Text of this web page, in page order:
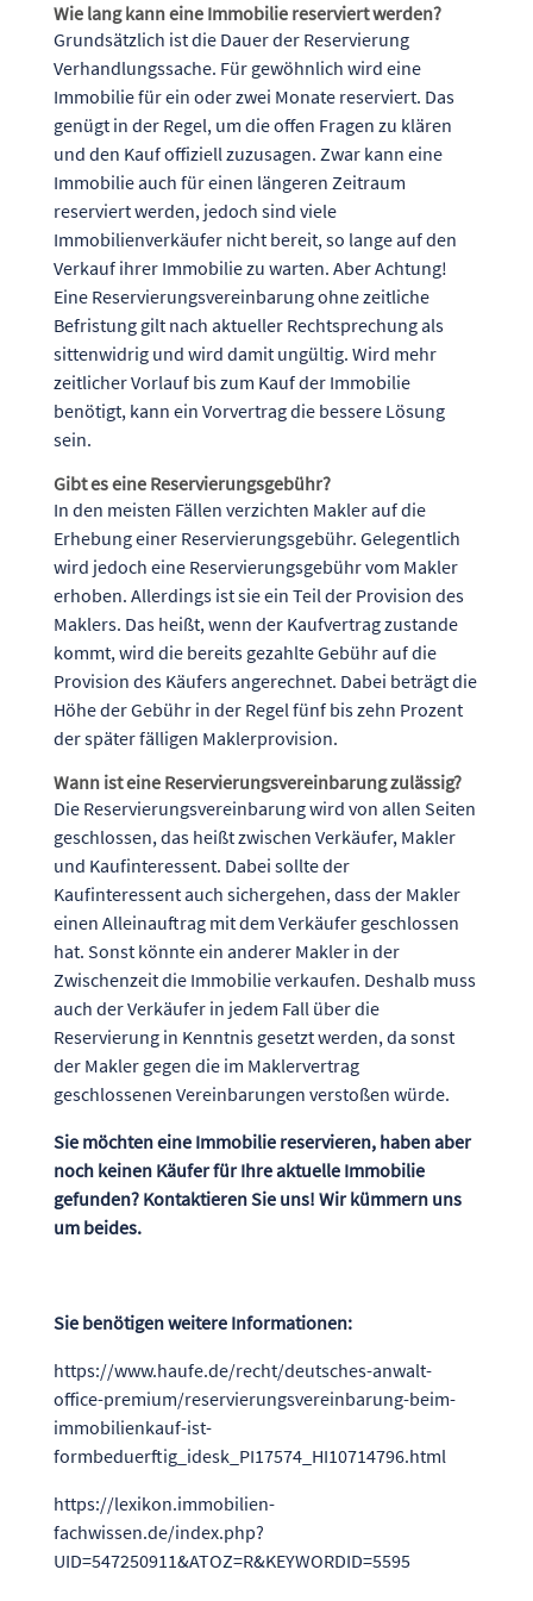
Wie lang kann eine Immobilie reserviert werden?
Grundsätzlich ist die Dauer der Reservierung
Verhandlungssache. Für gewöhnlich wird eine
Immobilie für ein oder zwei Monate reserviert. Das
genügt in der Regel, um die offen Fragen zu klären
und den Kauf offiziell zuzusagen. Zwar kann eine
Immobilie auch für einen längeren Zeitraum
reserviert werden, jedoch sind viele
Immobilienverkäufer nicht bereit, so lange auf den
Verkauf ihrer Immobilie zu warten. Aber Achtung!
Eine Reservierungsvereinbarung ohne zeitliche
Befristung gilt nach aktueller Rechtsprechung als
sittenwidrig und wird damit ungültig. Wird mehr
zeitlicher Vorlauf bis zum Kauf der Immobilie
benötigt, kann ein Vorvertrag die bessere Lösung
sein.
Gibt es eine Reservierungsgebühr?
In den meisten Fällen verzichten Makler auf die
Erhebung einer Reservierungsgebühr. Gelegentlich
wird jedoch eine Reservierungsgebühr vom Makler
erhoben. Allerdings ist sie ein Teil der Provision des
Maklers. Das heißt, wenn der Kaufvertrag zustande
kommt, wird die bereits gezahlte Gebühr auf die
Provision des Käufers angerechnet. Dabei beträgt die
Höhe der Gebühr in der Regel fünf bis zehn Prozent
der später fälligen Maklerprovision.
Wann ist eine Reservierungsvereinbarung zulässig?
Die Reservierungsvereinbarung wird von allen Seiten
geschlossen, das heißt zwischen Verkäufer, Makler
und Kaufinteressent. Dabei sollte der
Kaufinteressent auch sichergehen, dass der Makler
einen Alleinauftrag mit dem Verkäufer geschlossen
hat. Sonst könnte ein anderer Makler in der
Zwischenzeit die Immobilie verkaufen. Deshalb muss
auch der Verkäufer in jedem Fall über die
Reservierung in Kenntnis gesetzt werden, da sonst
der Makler gegen die im Maklervertrag
geschlossenen Vereinbarungen verstoßen würde.
Sie möchten eine Immobilie reservieren, haben aber
noch keinen Käufer für Ihre aktuelle Immobilie
gefunden? Kontaktieren Sie uns! Wir kümmern uns
um beides.
Sie benötigen weitere Informationen:
https://www.haufe.de/recht/deutsches-anwalt-
office-premium/reservierungsvereinbarung-beim-
immobilienkauf-ist-
formbeduerftig_idesk_PI17574_HI10714796.html
https://lexikon.immobilien-
fachwissen.de/index.php?
UID=547250911&ATOZ=R&KEYWORDID=5595